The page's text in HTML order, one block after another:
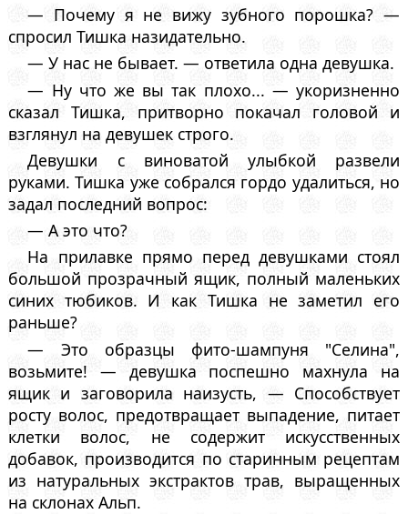
— Почему я не вижу зубного порошка? —
спросил Тишка назидательно.
— У нас не бывает. — ответила одна девушка.
— Ну что же вы так плохо... — укоризненно
сказал Тишка, притворно покачал головой и
взглянул на девушек строго.
Девушки с виноватой улыбкой развели
руками. Тишка уже собрался гордо удалиться, но
задал последний вопрос:
— А это что?
На прилавке прямо перед девушками стоял
большой прозрачный ящик, полный маленьких
синих тюбиков. И как Тишка не заметил его
раньше?
— Это образцы фито-шампуня "Селина",
возьмите! — девушка поспешно махнула на
ящик и заговорила наизусть, — Способствует
росту волос, предотвращает выпадение, питает
клетки волос, не содержит искусственных
добавок, производится по старинным рецептам
из натуральных экстрактов трав, выращенных
на склонах Альп.